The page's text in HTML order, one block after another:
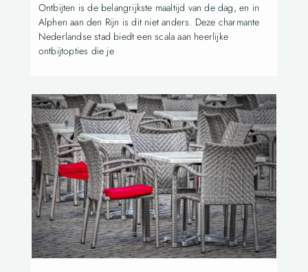
Ontbijten is de belangrijkste maaltijd van de dag, en in
Alphen aan den Rijn is dit niet anders. Deze charmante
Nederlandse stad biedt een scala aan heerlijke
ontbijtopties die je